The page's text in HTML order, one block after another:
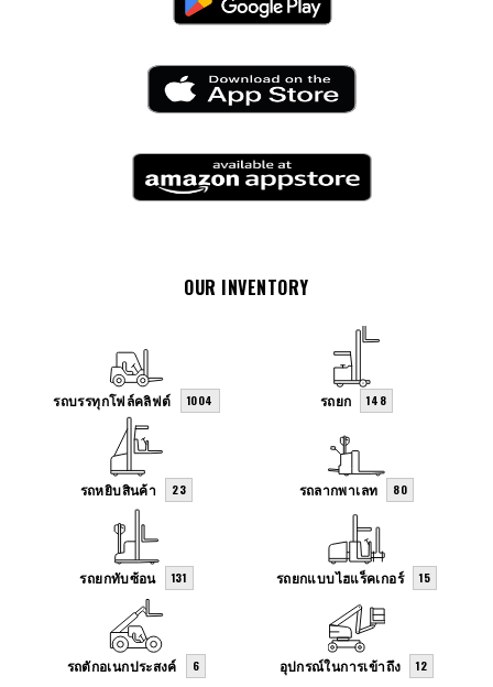
OUR INVENTORY
รถบรรทุกโฟล์คลิฟต์ 1004 รถยก 148
รถหยิบสินค้า 23 รถลากพาเลท 80
รถยกทับซ้อน 131 รถยกแบบไฮแร็คเกอร์ 15
รถตักอเนกประสงค์ 6 อุปกรณ์ในการเข้าถึง 12